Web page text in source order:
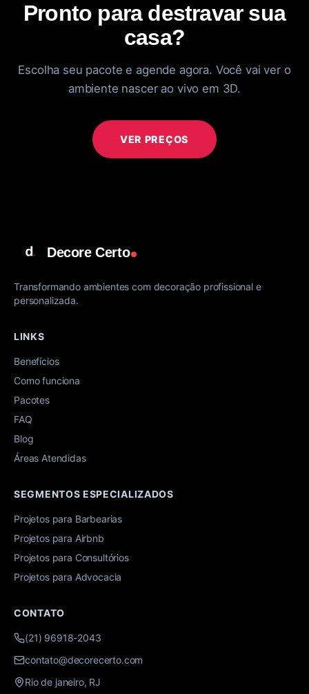
Pronto para destravar sua
casa?
Escolha seu pacote e agende agora. Você vai ver o
ambiente nascer ao vivo em 3D.
VER PREÇOS
Decore Certo
Transformando ambientes com decoração profissional e
personalizada.
LINKS
Benefícios
Como funciona
Pacotes
FAQ
Blog
Áreas Atendidas
SEGMENTOS ESPECIALIZADOS
Projetos para Barbearias
Projetos para Airbnb
Projetos para Consultórios
Projetos para Advocacia
CONTATO
(21) 96918-2043
contato@decorecerto.com
Rio de janeiro, RJ